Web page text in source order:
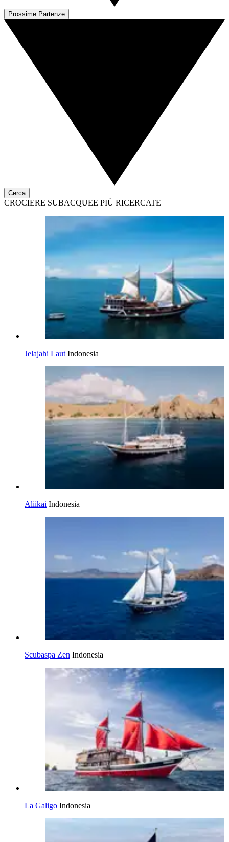
Prossime Partenze
Cerca
CROCIERE SUBACQUEE PIÙ RICERCATE
Jelajahi Laut Indonesia
Aliikai Indonesia
Scubaspa Zen Indonesia
La Galigo Indonesia